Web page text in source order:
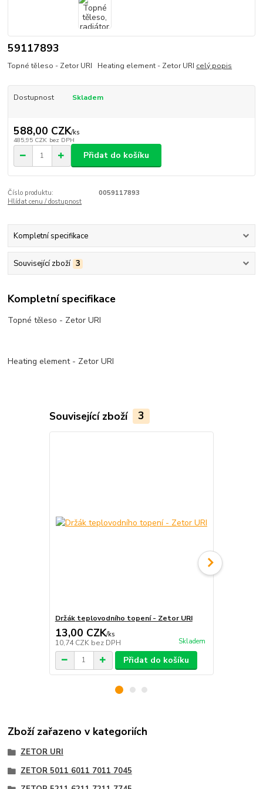
59117893
Topné těleso - Zetor URI Heating element - Zetor URI celý popis
Dostupnost Skladem
588,00 CZK/ks
485,95 CZK bez DPH
Přidat do košíku
Číslo produktu:
0059117893
Hlídat cenu / dostupnost
Kompletní specifikace
Související zboží 3
Kompletní specifikace
Topné těleso - Zetor URI
Heating element - Zetor URI
Související zboží 3
Držák teplovodního topení - Zetor URI
13,00 CZK/ks
10,74 CZK bez DPH Skladem
Přidat do košíku
Zboží zařazeno v kategoriích
ZETOR URI
ZETOR 5011 6011 7011 7045